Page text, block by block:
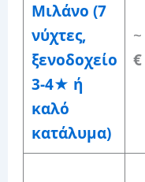
Μιλάνο (7
νύχτες,
ξενοδοχείο
3-4★ ή
καλό
κατάλυμα)
~
€